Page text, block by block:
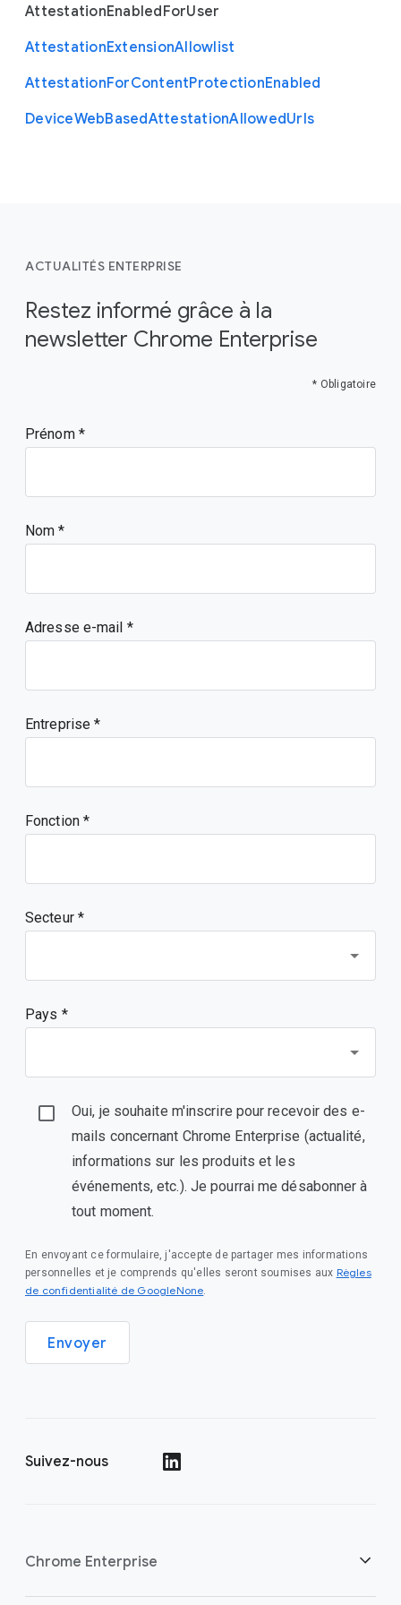
AttestationEnabledForUser
AttestationExtensionAllowlist
AttestationForContentProtectionEnabled
DeviceWebBasedAttestationAllowedUrls
ACTUALITÉS ENTERPRISE
Restez informé grâce à la
newsletter Chrome Enterprise
* Obligatoire
Prénom
Nom
Adresse e-mail
Entreprise
Fonction
Secteur *
Pays *
Oui, je souhaite m'inscrire pour recevoir des e-
mails concernant Chrome Enterprise (actualité,
informations sur les produits et les
événements, etc.). Je pourrai me désabonner à
tout moment.
En envoyant ce formulaire, j'accepte de partager mes informations
personnelles et je comprends qu'elles seront soumises aux Règles
de confidentialité de GoogleNone.
Envoyer
Suivez-nous
Chrome Enterprise